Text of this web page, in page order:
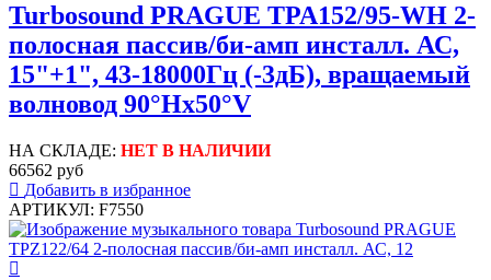
Turbosound PRAGUE TPA152/95-WH 2-
полосная пассив/би-амп инсталл. АС,
15"+1", 43-18000Гц (-3дБ), вращаемый
волновод 90°Hx50°V
НА СКЛАДЕ: НЕТ В НАЛИЧИИ
66562 руб
Добавить в избранное
АРТИКУЛ: F7550